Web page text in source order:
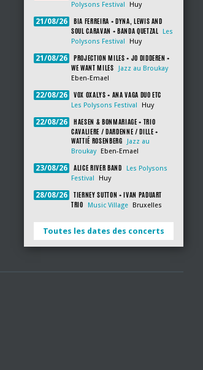
Polysons Festival
Huy
21/08/26
BIA FERREIRA + DYNA, LEWIS AND
SOUL CARAVAN + BANDA QUETZAL
Les
Polysons Festival
Huy
21/08/26
PROJECTION MILES + JO DIDDEREN +
WE WANT MILES
Jazz au Broukay
Eben-Emael
22/08/26 VOX OXALYS + ANA VAGA DUO ETC
Les Polysons Festival Huy
22/08/26
HAESEN & BONMARIAGE + TRIO
CAVALIERE / DARDENNE / DILLE +
WATTIÉ ROSENBERG
Jazz au
Broukay
Eben-Emael
23/08/26 ALICE RIVER BAND
Les Polysons
Festival
Huy
28/08/26
TIERNEY SUTTON + IVAN PADUART
TRIO
Music Village Bruxelles
Toutes les dates des concerts